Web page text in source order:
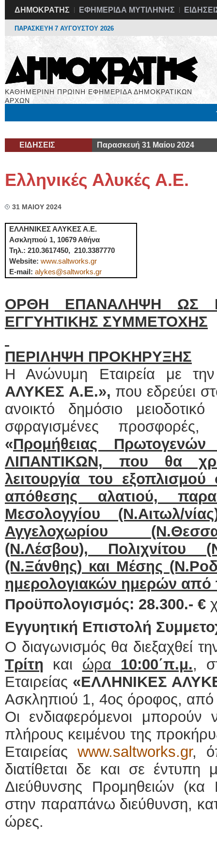
ΔΗΜΟΚΡΑΤΗΣ ΕΦΗΜΕΡΙΔΑ ΜΥΤΙΛΗΝΗΣ
ΠΑΡΑΣΚΕΥΗ 7 ΑΥΓΟΥΣΤΟΥ 2026
ΚΑΘΗΜΕΡΙΝΗ ΠΡΩΙΝΗ ΕΦΗΜΕΡΙΔΑ ΔΗΜΟΚΡΑΤΙΚΩΝ
ΑΡΧΩΝ
ΕΙΔΗΣΕΙΣ Παρασκευή 31 Μαίου 2024
Ελληνικές Αλυκές Α.Ε.
31 ΜΑΙΟΥ 2024
ΕΛΛΗΝΙΚΕΣ ΑΛΥΚΕΣ Α.Ε.
Ασκληπιού 1, 10679 Αθήνα
Τηλ.: 210.3617450, 210.3387770
Website:www.saltworks.gr
E-mail:alykes@saltworks.gr
ΟΡΘΗ ΕΠΑΝΑΛΗΨΗ ΩΣ
ΕΓΓΥΗΤΙΚΗΣ ΣΥΜΜΕΤΟΧΗΣ
ΠΕΡΙΛΗΨΗ ΠΡΟΚΗΡΥΞΗΣ
Η Ανώνυμη Εταιρεία με
ΑΛΥΚΕΣ Α.Ε.», που εδρεύει
ανοικτό δημόσιο
σφραγισμένες
«Προμήθειας
ΛΙΠΑΝΤΙΚΩΝ, που θα
λειτουργία του
απόθεσης αλατιού,
Μεσολογγίου (Ν.Αιτωλ/
Αγγελοχωρίου
(Ν.Λέσβου), Πολιχνίτου
(Ν.Ξάνθης) και Μέσης
ημερολογιακών ημερών από
Προϋπολογισμός: 28.300.- €
Εγγυητική Επιστολή
Ο διαγωνισμός θα διεξαχθεί
Τρίτη και ώρα 10:00΄π.μ.,
Εταιρείας «ΕΛΛΗΝΙΚΕΣ
Ασκληπιού 1, 4ος όροφος, από
Οι ενδιαφερόμενοι
πλήρους κειμένου της
Εταιρείαςwww.saltworks.gr,
διατίθεται δε και σε
Διεύθυνσης Προμηθειών (κα
στην παραπάνω διεύθυνση,
ώρες.